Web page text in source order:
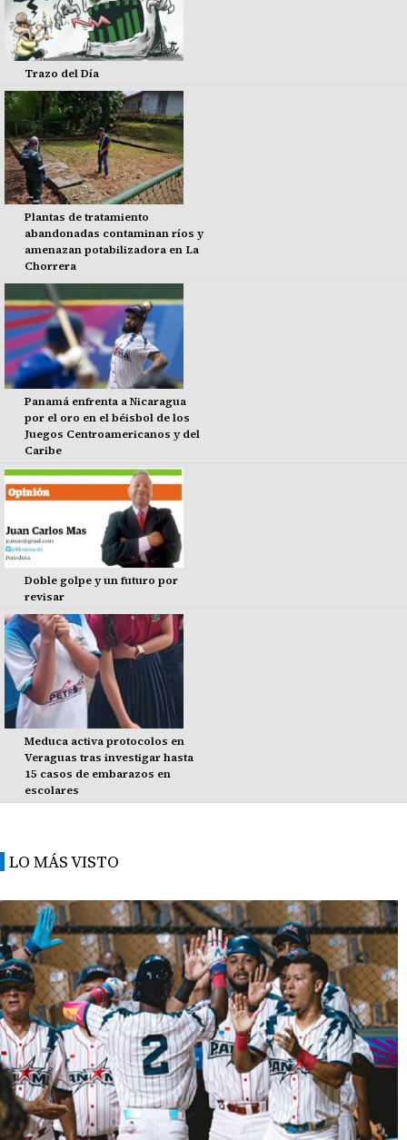
Trazo del Día
Plantas de tratamiento
abandonadas contaminan ríos y
amenazan potabilizadora en La
Chorrera
Panamá enfrenta a Nicaragua
por el oro en el béisbol de los
Juegos Centroamericanos y del
Caribe
Doble golpe y un futuro por
revisar
Meduca activa protocolos en
Veraguas tras investigar hasta
15 casos de embarazos en
escolares
LO MÁS VISTO